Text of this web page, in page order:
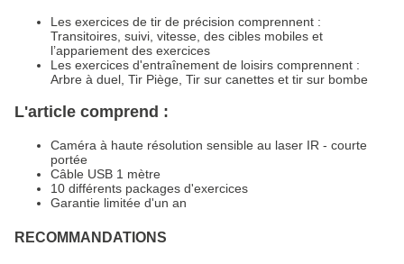
Les exercices de tir de précision comprennent :
Transitoires, suivi, vitesse, des cibles mobiles et
l’appariement des exercices
Les exercices d'entraînement de loisirs comprennent :
Arbre à duel, Tir Piège, Tir sur canettes et tir sur bombe
L'article comprend :
Caméra à haute résolution sensible au laser IR - courte
portée
Câble USB 1 mètre
10 différents packages d'exercices
Garantie limitée d'un an
RECOMMANDATIONS